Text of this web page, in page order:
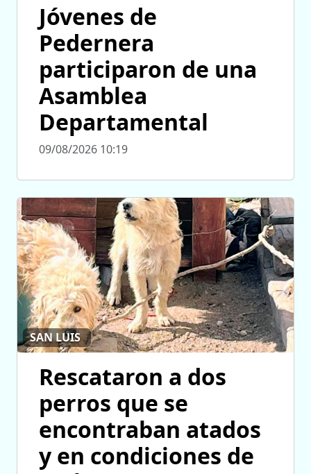
Jóvenes de
Pedernera
participaron de una
Asamblea
Departamental
09/08/2026 10:19
SAN LUIS
Rescataron a dos
perros que se
encontraban atados
y en condiciones de